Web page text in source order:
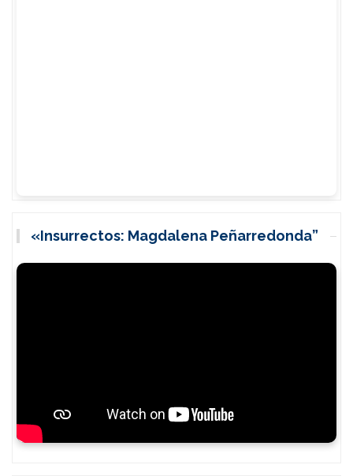
«Insurrectos: Magdalena Peñarredonda”